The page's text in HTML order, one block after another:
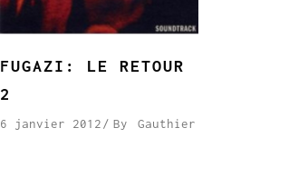
FUGAZI: LE RETOUR
2
6 janvier 2012 By Gauthier